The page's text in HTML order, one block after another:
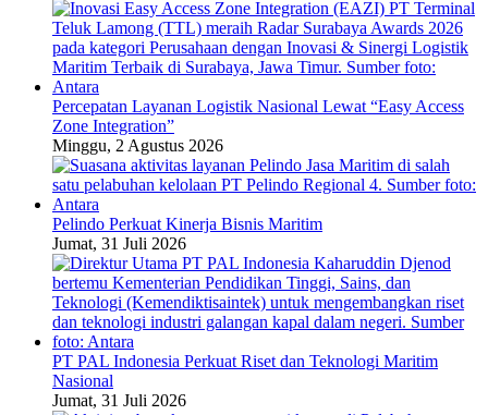
Percepatan Layanan Logistik Nasional Lewat “Easy Access
Zone Integration”
Minggu, 2 Agustus 2026
Pelindo Perkuat Kinerja Bisnis Maritim
Jumat, 31 Juli 2026
PT PAL Indonesia Perkuat Riset dan Teknologi Maritim
Nasional
Jumat, 31 Juli 2026